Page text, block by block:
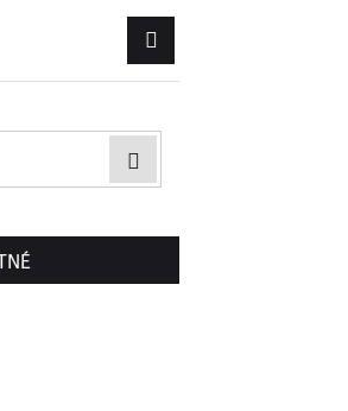
Přihlášení/